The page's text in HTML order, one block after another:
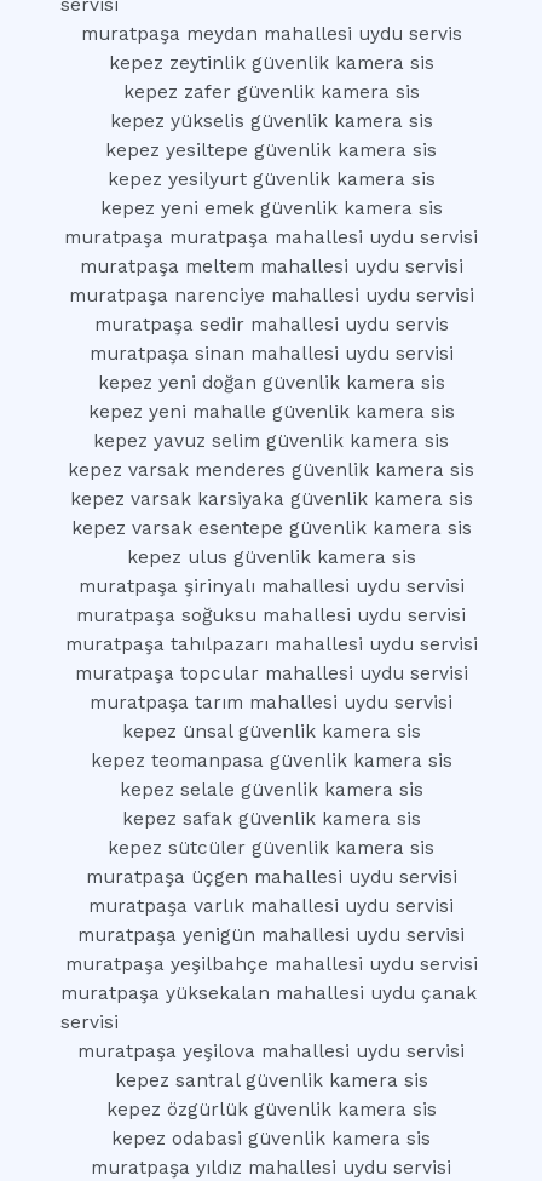
servisi
muratpaşa meydan mahallesi uydu servis
kepez zeytinlik güvenlik kamera sis
kepez zafer güvenlik kamera sis
kepez yükselis güvenlik kamera sis
kepez yesiltepe güvenlik kamera sis
kepez yesilyurt güvenlik kamera sis
kepez yeni emek güvenlik kamera sis
muratpaşa muratpaşa mahallesi uydu servisi
muratpaşa meltem mahallesi uydu servisi
muratpaşa narenciye mahallesi uydu servisi
muratpaşa sedir mahallesi uydu servis
muratpaşa sinan mahallesi uydu servisi
kepez yeni doğan güvenlik kamera sis
kepez yeni mahalle güvenlik kamera sis
kepez yavuz selim güvenlik kamera sis
kepez varsak menderes güvenlik kamera sis
kepez varsak karsiyaka güvenlik kamera sis
kepez varsak esentepe güvenlik kamera sis
kepez ulus güvenlik kamera sis
muratpaşa şirinyalı mahallesi uydu servisi
muratpaşa soğuksu mahallesi uydu servisi
muratpaşa tahılpazarı mahallesi uydu servisi
muratpaşa topcular mahallesi uydu servisi
muratpaşa tarım mahallesi uydu servisi
kepez ünsal güvenlik kamera sis
kepez teomanpasa güvenlik kamera sis
kepez selale güvenlik kamera sis
kepez safak güvenlik kamera sis
kepez sütcüler güvenlik kamera sis
muratpaşa üçgen mahallesi uydu servisi
muratpaşa varlık mahallesi uydu servisi
muratpaşa yenigün mahallesi uydu servisi
muratpaşa yeşilbahçe mahallesi uydu servisi
muratpaşa yüksekalan mahallesi uydu çanak
servisi
muratpaşa yeşilova mahallesi uydu servisi
kepez santral güvenlik kamera sis
kepez özgürlük güvenlik kamera sis
kepez odabasi güvenlik kamera sis
muratpaşa yıldız mahallesi uydu servisi